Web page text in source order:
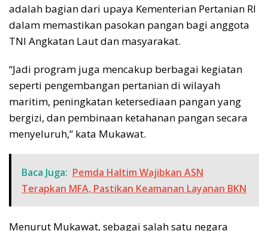
adalah bagian dari upaya Kementerian Pertanian RI
dalam memastikan pasokan pangan bagi anggota
TNI Angkatan Laut dan masyarakat.
“Jadi program juga mencakup berbagai kegiatan
seperti pengembangan pertanian di wilayah
maritim, peningkatan ketersediaan pangan yang
bergizi, dan pembinaan ketahanan pangan secara
menyeluruh,” kata Mukawat.
Baca Juga: Pemda Haltim Wajibkan ASN
Terapkan MFA, Pastikan Keamanan Layanan BKN
Menurut Mukawat, sebagai salah satu negara